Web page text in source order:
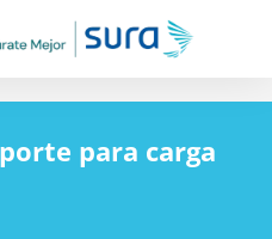
para carga